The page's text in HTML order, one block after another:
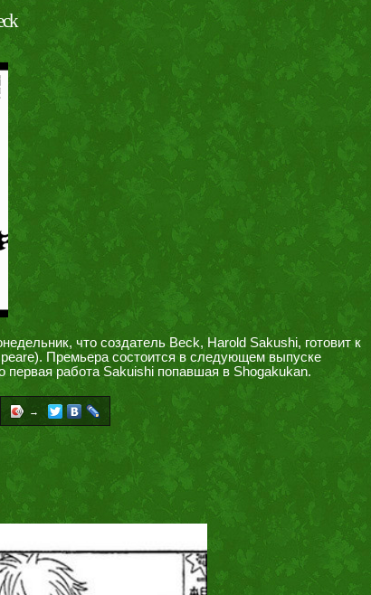
что создатель Beck, Harold Sakushi, готовит к
Премьера состоится в следующем выпуске
первая работа Sakuishi попавшая в Shogakukan.
→